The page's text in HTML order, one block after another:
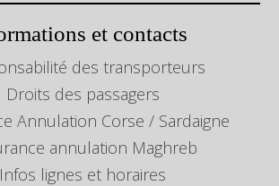
et contacts
des transporteurs
Droits des passagers
Annulation Corse / Sardaigne
annulation Maghreb
Infos lignes et horaires